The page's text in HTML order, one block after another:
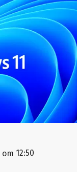
om 12:50